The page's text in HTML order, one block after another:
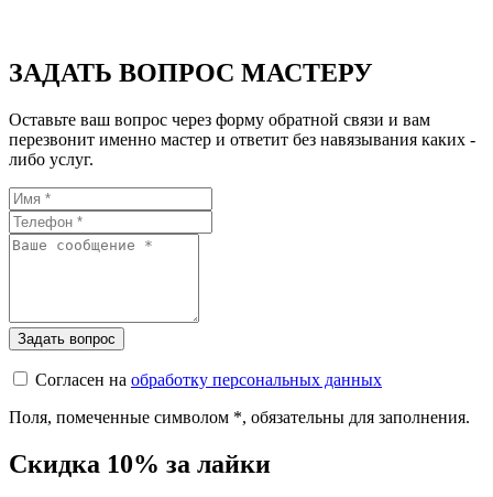
ЗАДАТЬ ВОПРОС МАСТЕРУ
Оставьте ваш вопрос через форму обратной связи и вам
перезвонит именно мастер и ответит без навязывания каких -
либо услуг.
Согласен на обработку персональных данных
Поля, помеченные символом *, обязательны для заполнения.
Скидка 10% за лайки